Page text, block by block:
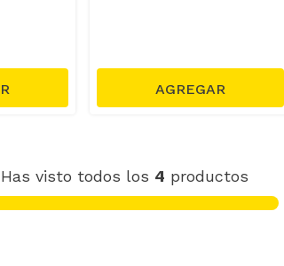
Has visto todos los 4 productos